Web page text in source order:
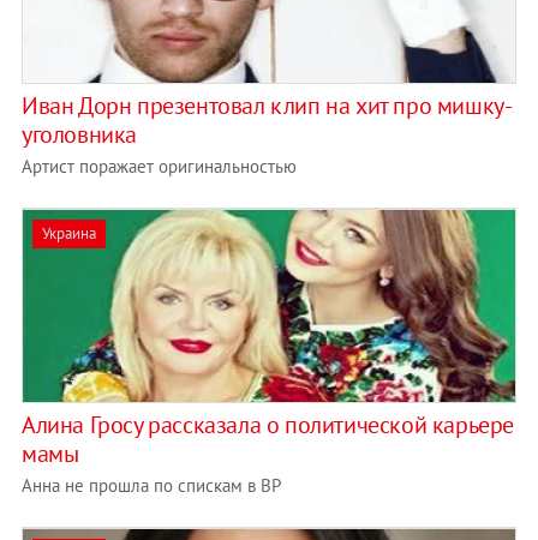
Иван Дорн презентовал клип на хит про мишку-
уголовника
Артист поражает оригинальностью
Украина
Алина Гросу рассказала о политической карьере
мамы
Анна не прошла по спискам в ВР